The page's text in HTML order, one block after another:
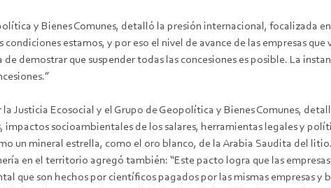
y Bienes Comunes, detalló la presión internacional, focalizada
estamos, y por eso el nivel de avance de las empresas
demostrar que suspender todas las concesiones es posible. La
Justicia Ecosocial y el Grupo de Geopolítica y Bienes Comunes,
impactos socioambientales de los salares, herramientas legales y
un mineral estrella, como el oro blanco, de la Arabia Saudita del
en el territorio agregó también: “Este pacto logra que las
que son hechos por científicos pagados por las mismas empresas y